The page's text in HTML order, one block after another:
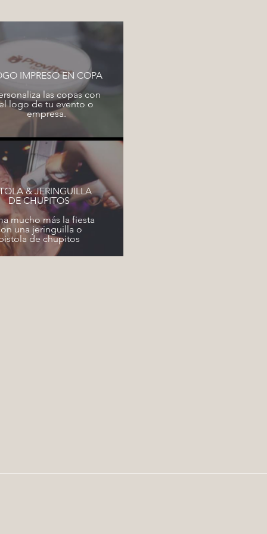
IMPRESO EN COPA
las copas con
logo de tu evento o
empresa.
& JERINGUILLA
DE CHUPITOS
mucho más la fiesta
una jeringuilla o
de chupitos